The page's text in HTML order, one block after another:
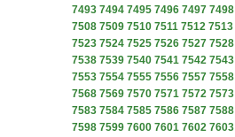
7493 7494 7495 7496 7497 7498
7508 7509 7510 7511 7512 7513
7523 7524 7525 7526 7527 7528
7538 7539 7540 7541 7542 7543
7553 7554 7555 7556 7557 7558
7568 7569 7570 7571 7572 7573
7583 7584 7585 7586 7587 7588
7598 7599 7600 7601 7602 7603